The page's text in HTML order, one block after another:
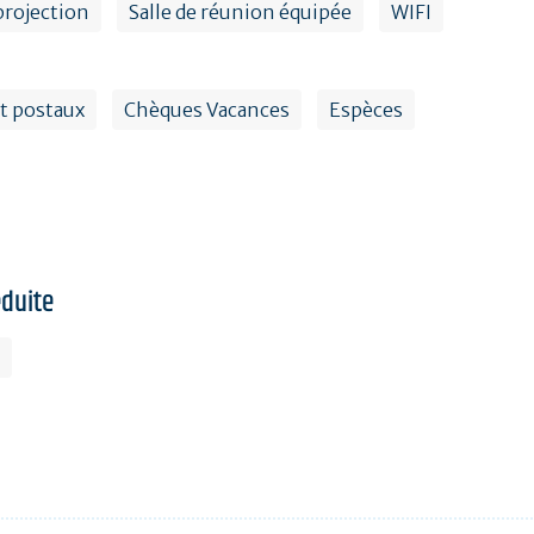
Salle de réunion équipée WIFI
postaux Chèques Vacances Espèces